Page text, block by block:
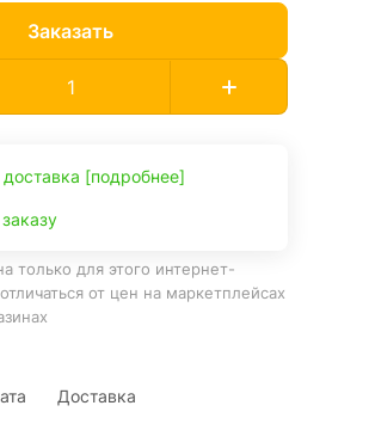
Заказать
доставка [подробнее]
только для этого интернет-
от цен на маркетплейсах
Доставка